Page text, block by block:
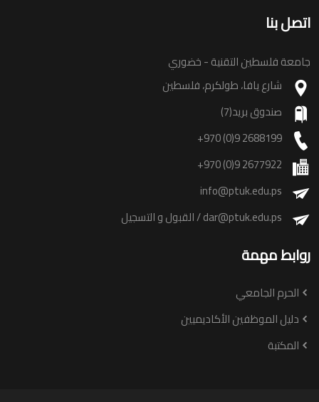
اتصل بنا
جامعة فلسطين التقنية - خضوري
شارع يافا، طولكرم، فلسطين
صندوق بريد(7)
+970 (0)9 2688199
+970 (0)9 2677922
info@ptuk.edu.ps
dar@ptuk.edu.ps/ القبول و التسجيل
روابط مهمة
الحرم الجامعي
دليل الموظفين الأكاديميين
المكتبة